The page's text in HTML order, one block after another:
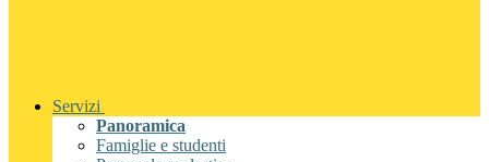
Servizi
Panoramica
Famiglie e studenti